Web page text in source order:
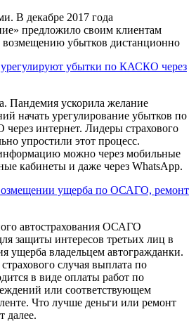
В декабре 2017 года
предложило своим клиентам
возмещению убытков дистанционно
убытки по КАСКО через
Пандемия ускорила желание
начать урегулирование убытков по
интернет. Лидеры страхового
упростили этот процесс.
можно через мобильные
кабинеты и даже через WhatsApp.
ущерба по ОСАГО, ремонт
автострахования ОСАГО
защиты интересов третьих лиц в
ущерба владельцем автогражданки.
случая выплата по
в виде оплаты работ по
или соответствующем
Что лучше деньги или ремонт
далее.